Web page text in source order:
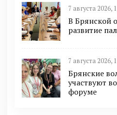
7 августа 2026,
В Брянской
развитие
7 августа 2026,
Брянские
участвуют
форуме